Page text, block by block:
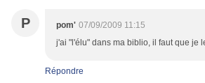
P pom' 07/09/2009 11:15
j'ai "l'élu" dans ma biblio, il faut que je
Répondre